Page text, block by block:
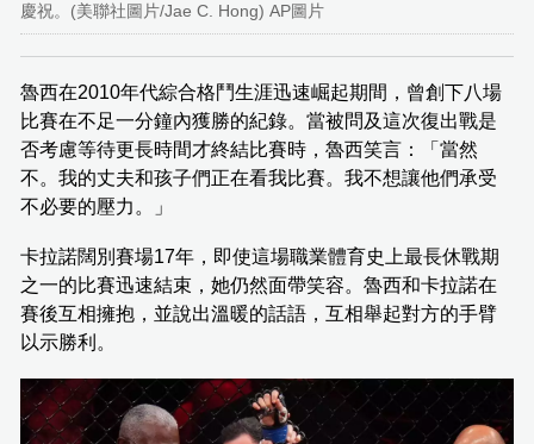
慶祝。(美聯社圖片/Jae C. Hong) AP圖片
魯西在2010年代綜合格鬥生涯迅速崛起期間，曾創下八場
比賽在不足一分鐘內獲勝的紀錄。當被問及這次復出戰是
否考慮等待更長時間才終結比賽時，魯西笑言：「當然
不。我的丈夫和孩子們正在看我比賽。我不想讓他們承受
不必要的壓力。」
卡拉諾闊別賽場17年，即使這場職業體育史上最長休戰期
之一的比賽迅速結束，她仍然面帶笑容。魯西和卡拉諾在
賽後互相擁抱，並說出溫暖的話語，互相舉起對方的手臂
以示勝利。